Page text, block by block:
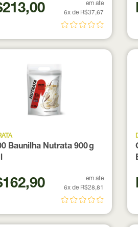
em ate
6x de R$37,67
Baunilha Nutrata 900 g
em ate
6x de R$28,81